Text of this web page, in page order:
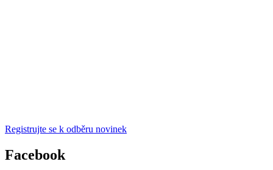
Registrujte se k odběru novinek
Facebook